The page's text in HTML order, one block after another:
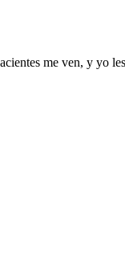
me ven, y yo